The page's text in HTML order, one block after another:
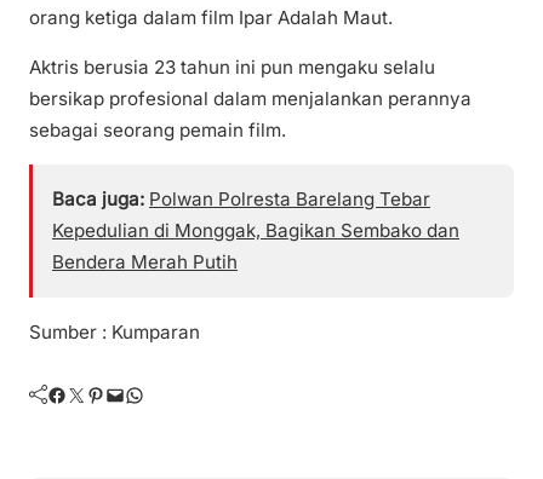
orang ketiga dalam film Ipar Adalah Maut.
Aktris berusia 23 tahun ini pun mengaku selalu
bersikap profesional dalam menjalankan perannya
sebagai seorang pemain film.
Baca juga: Polwan Polresta Barelang Tebar
Kepedulian di Monggak, Bagikan Sembako dan
Bendera Merah Putih
Sumber : Kumparan
Facebook Twitter Pinterest Mail WhatsApp